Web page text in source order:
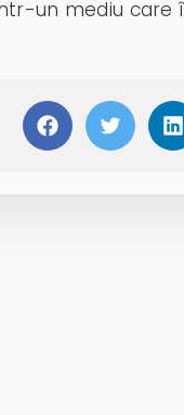
un mediu care